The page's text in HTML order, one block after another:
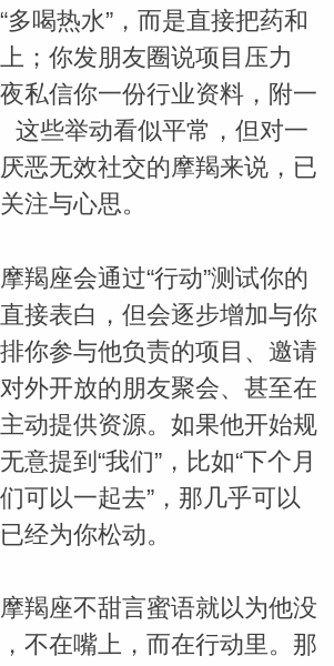
多喝热水”，而是直接把药和
；你发朋友圈说项目压力
私信你一份行业资料，附一
这些举动看似平常，但对一
恶无效社交的摩羯来说，已
注与心思。
羯座会通过“行动”测试你的
接表白，但会逐步增加与你
你参与他负责的项目、邀请
外开放的朋友聚会、甚至在
动提供资源。如果他开始规
意提到“我们”，比如“下个月
可以一起去”，那几乎可以
经为你松动。
羯座不甜言蜜语就以为他没
不在嘴上，而在行动里。那